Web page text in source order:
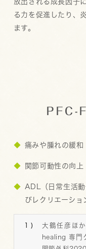
放出される成長因子
る力を促進したり、
ます。
PFC-
痛みや腫れの緩和
関節可動性の向上
ADL（日常生活
びレクリエーショ
大鶴任彦ほ
healing 専門